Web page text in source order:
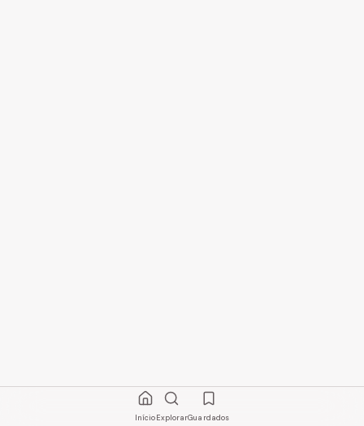
InícioExplorarGuardados